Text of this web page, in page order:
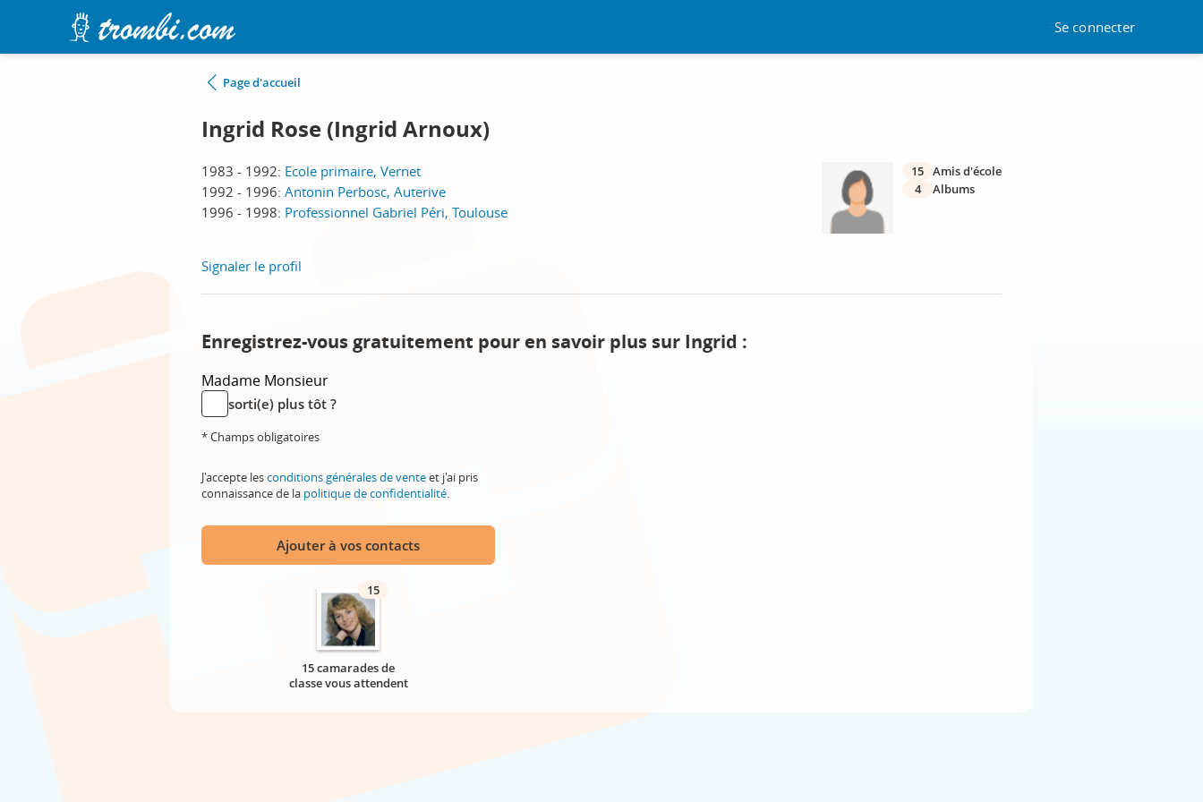
Se connecter
Page d'accueil
Ingrid Rose (Ingrid Arnoux)
1983 - 1992: Ecole primaire, Vernet
1992 - 1996: Antonin Perbosc, Auterive
1996 - 1998: Professionnel Gabriel Péri, Toulouse
15 Amis d'école
4
Albums
Signaler le profil
Enregistrez-vous gratuitement pour en savoir plus sur Ingrid :
Madame Monsieur
sorti(e) plus tôt ?
* Champs obligatoires
J'accepte lesconditions générales de venteet j'ai pris
connaissance de la politique de confidentialité.
Ajouter à vos contacts
15
15 camarades de
classe vous attendent